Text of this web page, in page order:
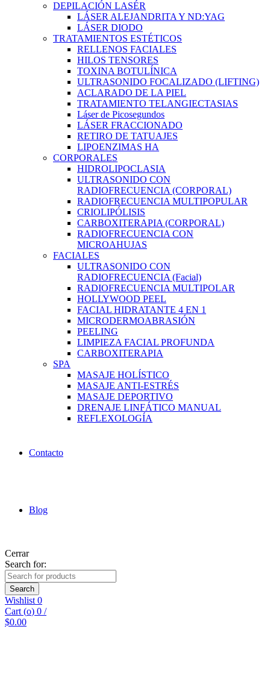
DEPILACIÓN LASÉR
LÁSER ALEJANDRITA Y ND:YAG
LÁSER DIODO
TRATAMIENTOS ESTÉTICOS
RELLENOS FACIALES
HILOS TENSORES
TOXINA BOTULÍNICA
ULTRASONIDO FOCALIZADO (LIFTING)
ACLARADO DE LA PIEL
TRATAMIENTO TELANGIECTASIAS
Láser de Picosegundos
LÁSER FRACCIONADO
RETIRO DE TATUAJES
LIPOENZIMAS HA
CORPORALES
HIDROLIPOCLASIA
ULTRASONIDO CON
RADIOFRECUENCIA (CORPORAL)
RADIOFRECUENCIA MULTIPOPULAR
CRIOLIPÓLISIS
CARBOXITERAPIA (CORPORAL)
RADIOFRECUENCIA CON
MICROAHUJAS
FACIALES
ULTRASONIDO CON
RADIOFRECUENCIA (Facial)
RADIOFRECUENCIA MULTIPOLAR
HOLLYWOOD PEEL
FACIAL HIDRATANTE 4 EN 1
MICRODERMOABRASIÓN
PEELING
LIMPIEZA FACIAL PROFUNDA
CARBOXITERAPIA
SPA
MASAJE HOLÍSTICO
MASAJE ANTI-ESTRÉS
MASAJE DEPORTIVO
DRENAJE LINFÁTICO MANUAL
REFLEXOLOGÍA
Contacto
Blog
Cerrar
Search for:
Search
Wishlist 0
Cart (o) 0 /
$0.00